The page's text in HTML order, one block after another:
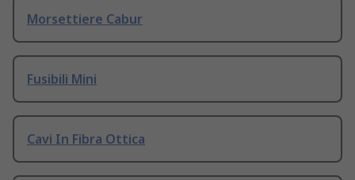
Morsettiere Cabur
Fusibili Mini
Cavi In Fibra Ottica